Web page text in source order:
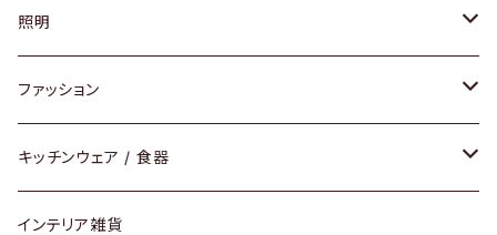
ソファ / ベンチ
チェア / スツール
ダイニングセット / ダイニングテーブル
ローテーブル / サイドテーブル
照明
ペンダントライト
テーブルランプ / デスクスタンド
フロアライト
ファッション
アクセサリー
リング
財布
キッチンウェア / 食器
グラス / タンブラー
インテリア雑貨